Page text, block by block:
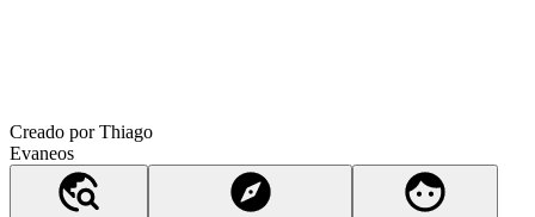
Creado por Thiago
Evaneos